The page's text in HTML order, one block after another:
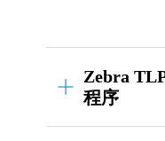
Zebra
程序